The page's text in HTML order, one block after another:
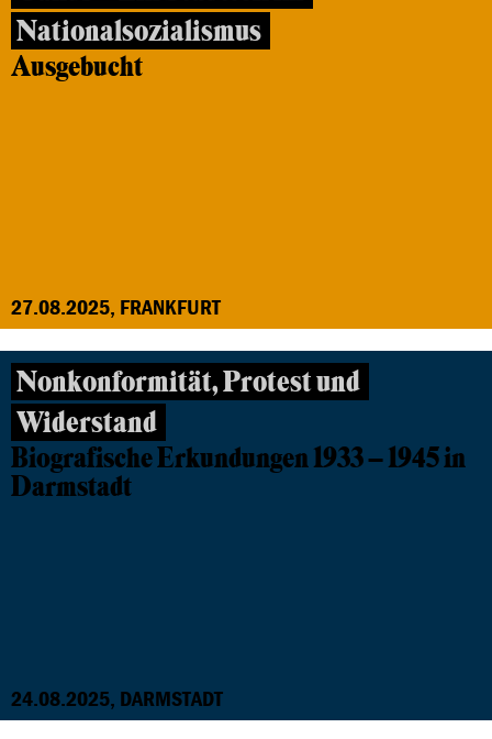
Nationalsozialismus
Ausgebucht
27.08.2025, FRANKFURT
Nonkonformität, Protest und
Widerstand
Biografische Erkundungen 1933 – 1945 in
Darmstadt
24.08.2025, DARMSTADT